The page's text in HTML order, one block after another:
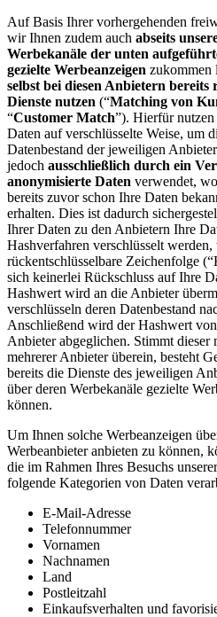
Auf Basis Ihrer vorhergehenden
wir Ihnen zudem auch abseits
Werbekanäle der unten
gezielte Werbeanzeigen zukommen
selbst bei diesen Anbietern
Dienste nutzen (“Matching von
“Customer Match”). Hierfür nutzen
Daten auf verschlüsselte Weise, um
Datenbestand der jeweiligen
jedoch ausschließlich durch ein
anonymisierte Daten verwendet,
bereits zuvor schon Ihre Daten
erhalten. Dies ist dadurch
Ihrer Daten zu den Anbietern Ihre
Hashverfahren verschlüsselt
rückentschlüsselbare Zeichenfolge
sich keinerlei Rückschluss auf Ihre
Hashwert wird an die Anbieter
verschlüsseln deren Datenbestand
Anschließend wird der Hashwert
Anbieter abgeglichen. Stimmt dieser
mehrerer Anbieter überein, besteht
bereits die Dienste des jeweiligen
über deren Werbekanäle gezielte
können.
Um Ihnen solche Werbeanzeigen
Werbeanbieter anbieten zu können,
die im Rahmen Ihres Besuchs
folgende Kategorien von Daten
E-Mail-Adresse
Telefonnummer
Vornamen
Nachnamen
Land
Postleitzahl
Einkaufsverhalten und